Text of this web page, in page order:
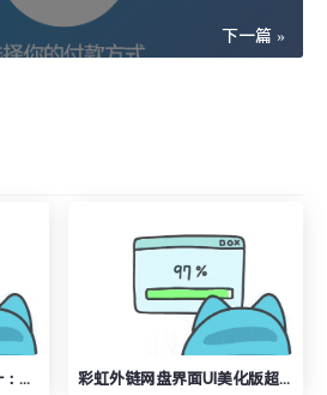
下一篇 »
子比主题综合插件-八合一：砍价、团购、抽奖、统计、工单等 彩虹外链网盘界面UI美化版超级简洁好看